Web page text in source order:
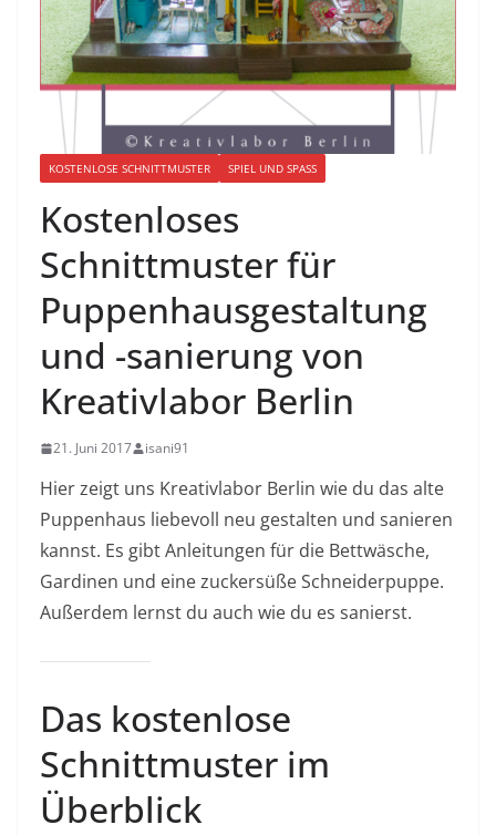
KOSTENLOSE SCHNITTMUSTER SPIEL UND SPASS
Kostenloses
Schnittmuster für
Puppenhausgestaltung
und -sanierung von
Kreativlabor Berlin
21. Juni 2017 isani91
Hier zeigt uns Kreativlabor Berlin wie du das alte
Puppenhaus liebevoll neu gestalten und sanieren
kannst. Es gibt Anleitungen für die Bettwäsche,
Gardinen und eine zuckersüße Schneiderpuppe.
Außerdem lernst du auch wie du es sanierst.
Das kostenlose
Schnittmuster im
Überblick